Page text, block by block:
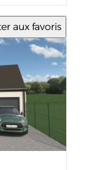
aux favoris